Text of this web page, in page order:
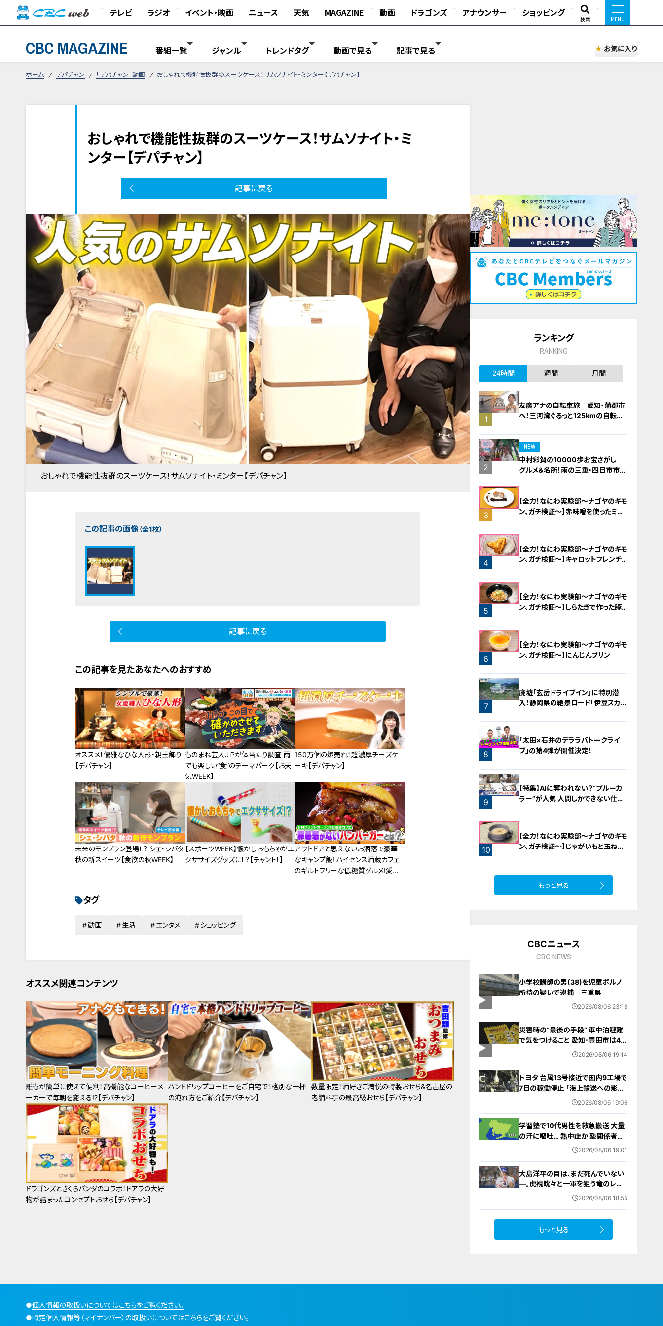
テレビ ラジオ イベント・映画 ニュース 天気 MAGAZINE 動画 ドラゴンズ アナウンサー ショッピング
検索
CBC MAGAZINE 番組一覧 ジャンル トレンドタグ 動画で見る 記事で見る お気に入り
ホーム デパチャン 「デパチャン」動画 おしゃれで機能性抜群のスーツケース！サムソナイト・ミンター【デパチャン】
おしゃれで機能性抜群のスーツケース！サムソナイト・ミ
ンター【デパチャン】
記事に戻る
おしゃれで機能性抜群のスーツケース！サムソナイト・ミンター【デパチャン】
この記事の画像（全1枚）
記事に戻る
この記事を見たあなたへのおすすめ
オススメ！優雅なひな人形・親王飾り
【デパチャン】
ものまね芸人ＪＰが体当たり調査 雨
でも楽しい“食”のテーマパーク【お天
気WEEK】
150万個の爆売れ！超濃厚チーズケ
ーキ【デパチャン】
未来のモンブラン登場！？ シェ・シバタ
秋の新スイーツ【食欲の秋WEEK】
【スポーツWEEK】懐かしおもちゃがエ
クササイズグッズに！？【チャント！】
アウトドアと思えないお洒落で豪華
なキャンプ飯! ハイセンス酒蔵カフェ
のギルトフリーな低糖質グルメ!愛知・
タグ
動画 生活 エンタメ ショッピング
オススメ関連コンテンツ
誰もが簡単に使えて便利！高機能なコーヒーメ
ーカーで毎朝を変える⁉【デバチャン】
ハンドドリップコーヒーをご自宅で！格別な一杯
の淹れ方をご紹介【デパチャン】
数量限定！酒好きご満悦の特製おせち&名古屋の
老舗料亭の最高級おせち【デパチャン】
ドラゴンズとさくらパンダのコラボ！ドアラの大好
物が詰まったコンセプトおせち【デパチャン】
ランキング
RANKING
24時間 週間 月間
1
友廣アナの自転車旅｜愛知・蒲郡市
へ！三河湾ぐるっと125kmの自転車
2
NEW
中村彩賀の10000歩お宝さがし｜
グルメ＆名所！雨の三重・四日市市で
お宝探し【チャント！特集】
3
【全力！なにわ実験部～ナゴヤのギモ
ン、ガチ検証～】赤味噌を使ったミル
4
【全力！なにわ実験部～ナゴヤのギモ
ン、ガチ検証～】キャロットフレンチ
5
【全力！なにわ実験部～ナゴヤのギモ
ン、ガチ検証～】しらたきで作った豚
6
【全力！なにわ実験部～ナゴヤのギモ
ン、ガチ検証～】にんじんプリン
7
廃墟「玄岳ドライブイン」に特別潜
入！静岡県の絶景ロード「伊豆スカイ
8
「太田×石井のデララバトークライ
ブ」の第4弾が開催決定！
9
【特集】AIに奪われない？“ブルーカ
ラー”が人気 人間しかできない仕事
10
【全力！なにわ実験部～ナゴヤのギモ
ン、ガチ検証～】じゃがいもと玉ねぎ
もっと見る
CBCニュース
CBC NEWS
小学校講師の男(38)を児童ポルノ
所持の疑いで逮捕 三重県
2026/08/06 23:18
災害時の“最後の手段” 車中泊避難
で気をつけること 愛知･豊田市は4年
前からマニュアル作成 最悪の場合2026/08/06 19:14
トヨタ 台風13号接近で国内9工場で
7日の稼働停止 ｢海上輸送への影響
を踏まえ判断｣ 夏季連休明けの17日
2026/08/06 19:06
学習塾で10代男性を救急搬送 大量
の汗に嘔吐… 熱中症か 塾関係者が
消防に通報 名古屋 2026/08/06 19:01
大島洋平の目は、まだ死んでいない
―。虎視眈々と一軍を狙う竜のレジ
ェンドが明かした現状とドラゴンズ
2026/08/06 18:55
もっと見る
●個人情報の取扱いについてはこちらをご覧ください。
●特定個人情報等（マイナンバー）の取扱いについてはこちらをご覧ください。